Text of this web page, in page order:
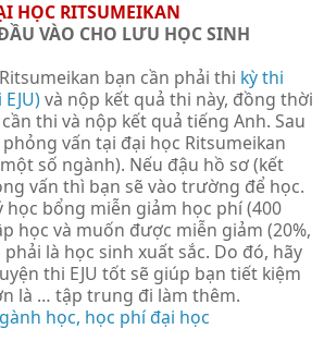
HỌC RITSUMEIKAN
VÀO CHO LƯU HỌC SINH
bạn cần phải thi kỳ thi
và nộp kết quả thi này, đồng thời
thi và nộp kết quả tiếng Anh. Sau
vấn tại đại học Ritsumeikan
số ngành). Nếu đậu hồ sơ (kết
vấn thì bạn sẽ vào trường để học.
học bổng miễn giảm học phí (400
học và muốn được miễn giảm (20%,
phải là học sinh xuất sắc. Do đó, hãy
thi EJU tốt sẽ giúp bạn tiết kiệm
là … tập trung đi làm thêm.
học, học phí đại học